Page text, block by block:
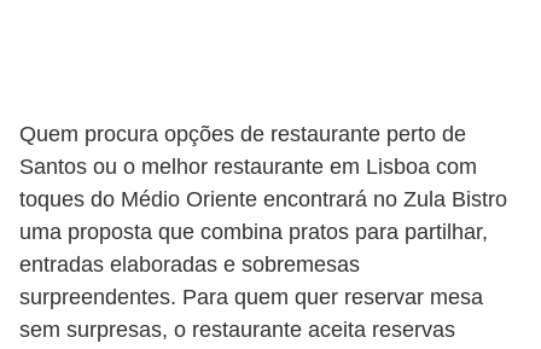
Quem procura opções de restaurante perto de
Santos ou o melhor restaurante em Lisboa com
toques do Médio Oriente encontrará no Zula Bistro
uma proposta que combina pratos para partilhar,
entradas elaboradas e sobremesas
surpreendentes. Para quem quer reservar mesa
sem surpresas, o restaurante aceita reservas